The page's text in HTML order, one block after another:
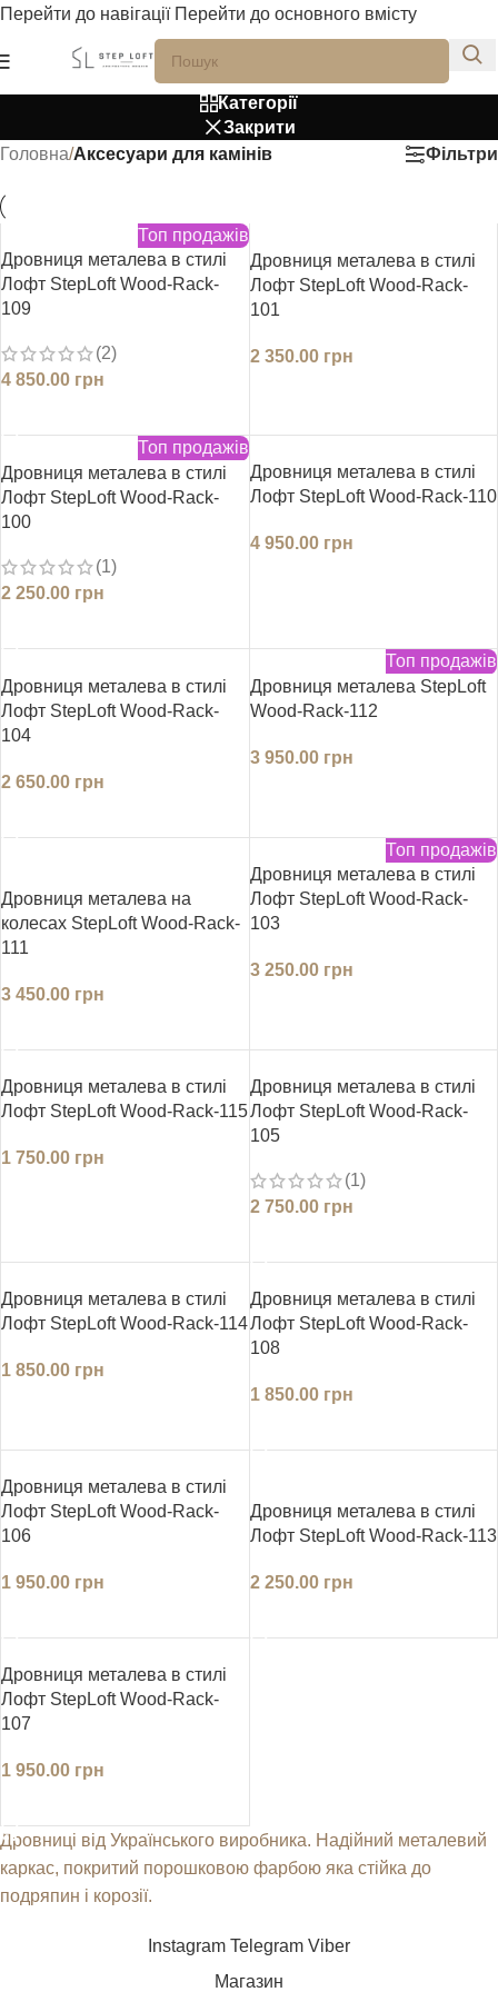
Перейти до навігації Перейти до основного вмісту
Категорії
Закрити
Головна/Аксесуари для камінів Фільтри
Топ продажів
Дровниця металева в стилі
Лофт StepLoft Wood-Rack-
109
(2)
4 850.00 грн
Дровниця металева в стилі
Лофт StepLoft Wood-Rack-
101
2 350.00 грн
Топ продажів
Дровниця металева в стилі
Лофт StepLoft Wood-Rack-
100
(1)
2 250.00 грн
Дровниця металева в стилі
Лофт StepLoft Wood-Rack-110
4 950.00 грн
Дровниця металева в стилі
Лофт StepLoft Wood-Rack-
104
2 650.00 грн
Топ продажів
Дровниця металева StepLoft
Wood-Rack-112
3 950.00 грн
Дровниця металева на
колесах StepLoft Wood-Rack-
111
3 450.00 грн
Топ продажів
Дровниця металева в стилі
Лофт StepLoft Wood-Rack-
103
3 250.00 грн
Дровниця металева в стилі
Лофт StepLoft Wood-Rack-115
1 750.00 грн
Дровниця металева в стилі
Лофт StepLoft Wood-Rack-
105
(1)
2 750.00 грн
Дровниця металева в стилі
Лофт StepLoft Wood-Rack-114
1 850.00 грн
Дровниця металева в стилі
Лофт StepLoft Wood-Rack-
108
1 850.00 грн
Дровниця металева в стилі
Лофт StepLoft Wood-Rack-
106
1 950.00 грн
Дровниця металева в стилі
Лофт StepLoft Wood-Rack-113
2 250.00 грн
Дровниця металева в стилі
Лофт StepLoft Wood-Rack-
107
1 950.00 грн
Дровниці від Українського виробника. Надійний металевий
каркас, покритий порошковою фарбою яка стійка до
подряпин і корозії.
Instagram Telegram Viber
Магазин